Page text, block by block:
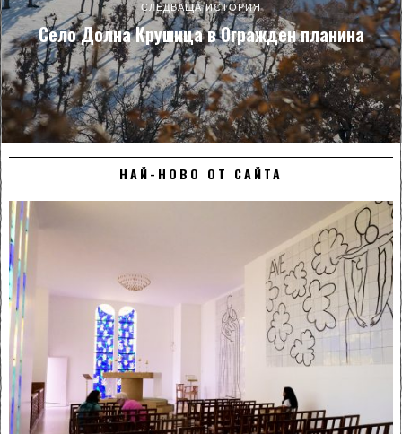
СЛЕДВАЩА ИСТОРИЯ
Село Долна Крушица в Огражден планина
НАЙ-НОВО ОТ САЙТА